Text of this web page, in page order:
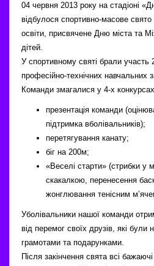
04 червня 2013 року на стадіоні
відбулося спортивно-масове свято
освіти, присвячене Дню міста та
дітей.
У спортивному святі брали участь
професійно-технічних навчальних
Команди змагалися у 4-х
презентація команди
підтримка вболівальників);
перетягування канату;
біг на 200м;
«Веселі старти» (стрибки у
скакалкою, перенесення
жонглювання тенісним
Уболівальники нашої команди
від перемог своїх друзів, які були
грамотами та подарунками.
Після закінчення свята всі